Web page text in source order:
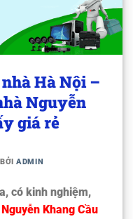
Hà Nội –
Nguyễn
giá rẻ
BỞIADMIN
có kinh nghiệm,
Khang Cầu